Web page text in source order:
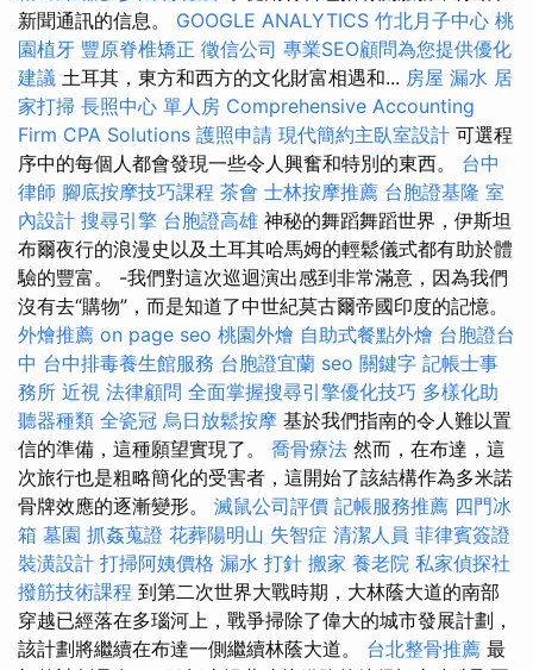
新聞通訊的信息。 GOOGLE ANALYTICS 竹北月子中心 桃
園植牙 豐原脊椎矯正 徵信公司 專業SEO顧問為您提供優化
建議 土耳其，東方和西方的文化財富相遇和... 房屋 漏水 居
家打掃 長照中心 單人房 Comprehensive Accounting
Firm CPA Solutions 護照申請 現代簡約主臥室設計 可選程
序中的每個人都會發現一些令人興奮和特別的東西。 台中
律師 腳底按摩技巧課程 茶會 士林按摩推薦 台胞證基隆 室
內設計 搜尋引擎 台胞證高雄 神秘的舞蹈舞蹈世界，伊斯坦
布爾夜行的浪漫史以及土耳其哈馬姆的輕鬆儀式都有助於體
驗的豐富。 -我們對這次巡迴演出感到非常滿意，因為我們
沒有去“購物”，而是知道了中世紀莫古爾帝國印度的記憶。
外燴推薦 on page seo 桃園外燴 自助式餐點外燴 台胞證台
中 台中排毒養生館服務 台胞證宜蘭 seo 關鍵字 記帳士事
務所 近視 法律顧問 全面掌握搜尋引擎優化技巧 多樣化助
聽器種類 全瓷冠 烏日放鬆按摩 基於我們指南的令人難以置
信的準備，這種願望實現了。 喬骨療法 然而，在布達，這
次旅行也是粗略簡化的受害者，這開始了該結構作為多米諾
骨牌效應的逐漸變形。 滅鼠公司評價 記帳服務推薦 四門冰
箱 墓園 抓姦蒐證 花葬陽明山 失智症 清潔人員 菲律賓簽證
裝潢設計 打掃阿姨價格 漏水 打針 搬家 養老院 私家偵探社
撥筋技術課程 到第二次世界大戰時期，大林蔭大道的南部
穿越已經落在多瑙河上，戰爭掃除了偉大的城市發展計劃，
該計劃將繼續在布達一側繼續林蔭大道。 台北整骨推薦 最